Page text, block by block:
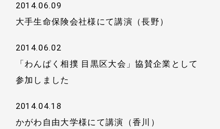
2014.06.09
大手生命保険会社様にて講演（長野）
2014.06.02
「わんぱく相撲 目黒区大会」協賛企業として
参加しました
2014.04.18
かがわ自由大学様にて講演（香川）